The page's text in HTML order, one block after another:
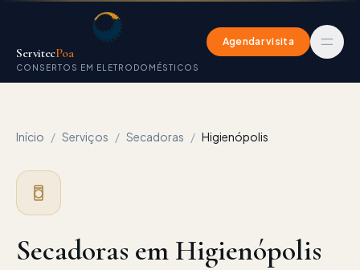
ServitecPoa
CONSERTOS EM ELETRODOMÉSTICOS
Agendar visita
Início / Serviços / Secadoras / Higienópolis
Secadoras em Higienópolis